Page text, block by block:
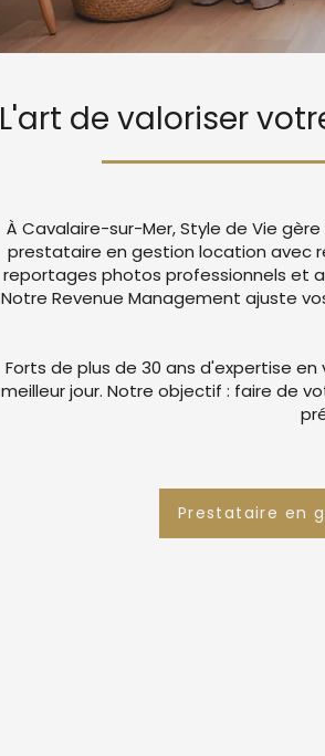
L'art de valoriser
À Cavalaire-sur-Mer, Style de Vie
prestataire en gestion location avec
reportages photos professionnels et
Notre Revenue Management ajuste
Forts de plus de 30 ans d'expertise
meilleur jour. Notre objectif : faire de
Prestataire en